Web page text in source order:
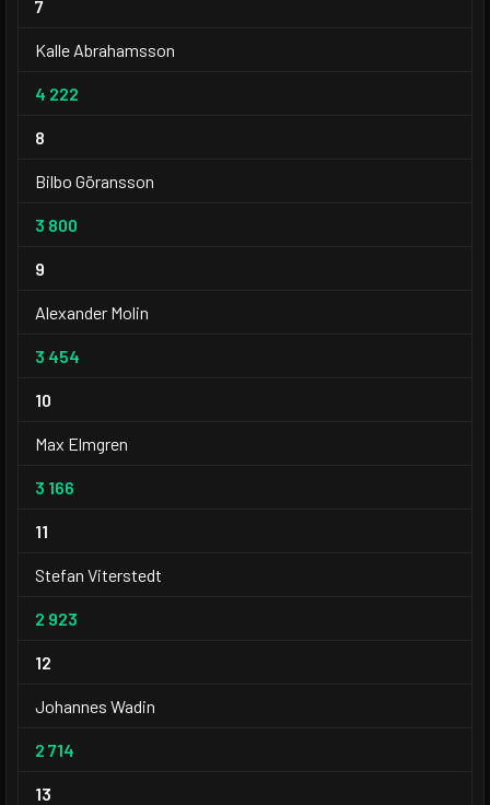
7
Kalle Abrahamsson
4 222
8
Bilbo Göransson
3 800
9
Alexander Molin
3 454
10
Max Elmgren
3 166
11
Stefan Viterstedt
2 923
12
Johannes Wadin
2 714
13